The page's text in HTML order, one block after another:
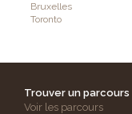
Bruxelles
Toronto
Trouver un parcours
Voir les parcours